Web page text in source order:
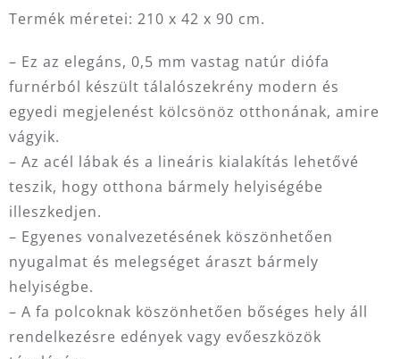
Termék méretei: 210 x 42 x 90 cm.
– Ez az elegáns, 0,5 mm vastag natúr diófa
furnérból készült tálalószekrény modern és
egyedi megjelenést kölcsönöz otthonának, amire
vágyik.
– Az acél lábak és a lineáris kialakítás lehetővé
teszik, hogy otthona bármely helyiségébe
illeszkedjen.
– Egyenes vonalvezetésének köszönhetően
nyugalmat és melegséget áraszt bármely
helyiségbe.
– A fa polcoknak köszönhetően bőséges hely áll
rendelkezésre edények vagy evőeszközök